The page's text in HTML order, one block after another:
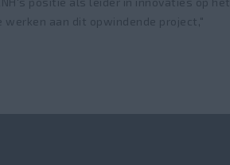
aan dit opwindende project,"